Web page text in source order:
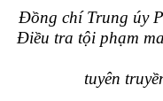
Đồng chí Trung úy
Điều tra tội phạm
tuyên